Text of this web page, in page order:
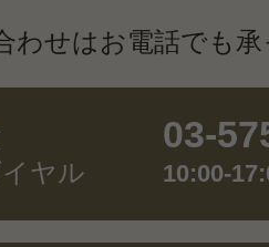
わせはお電話でも
ヤル
03-
10:00-